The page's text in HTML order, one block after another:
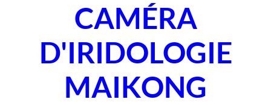
CAMÉRA
D'IRIDOLOGIE
MAIKONG